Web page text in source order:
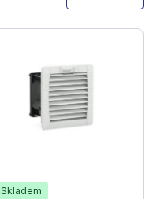
Skladem